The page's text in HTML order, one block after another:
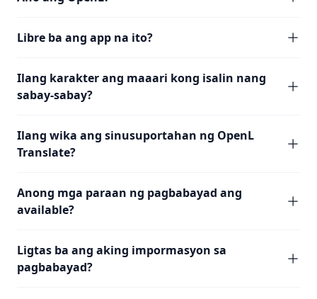
Libre ba ang app na ito?
Ilang karakter ang maaari kong isalin nang
sabay-sabay?
Ilang wika ang sinusuportahan ng OpenL
Translate?
Anong mga paraan ng pagbabayad ang
available?
Ligtas ba ang aking impormasyon sa
pagbabayad?